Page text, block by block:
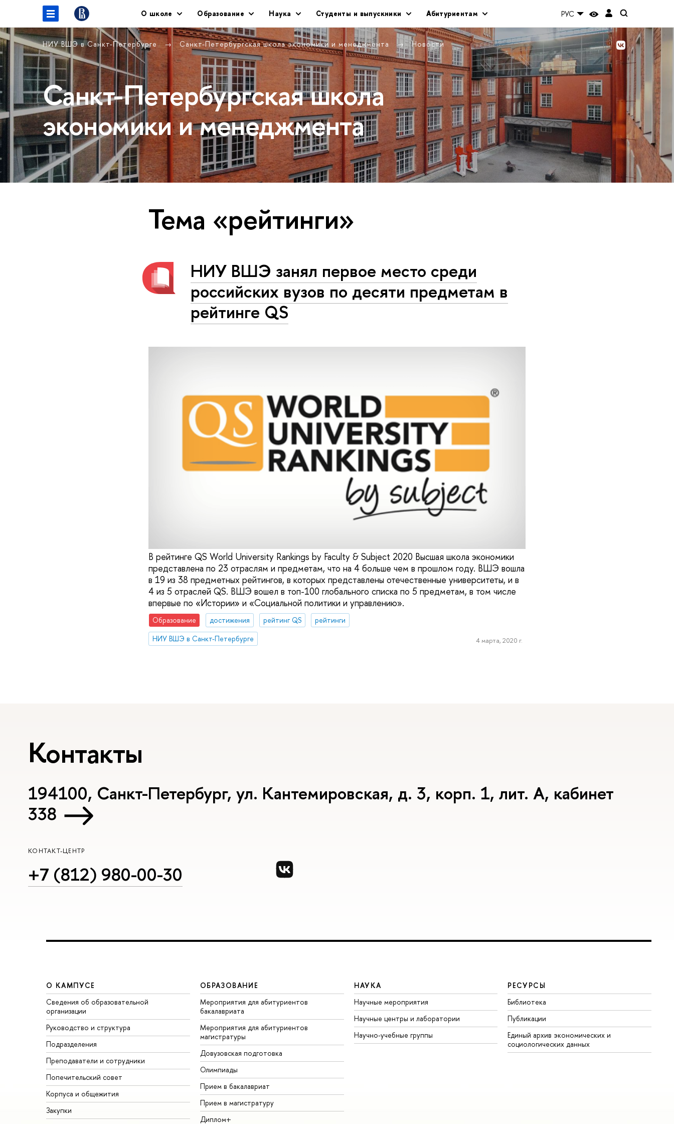
О школе Образование Наука Студенты и выпускники Абитуриентам РУС
НИУ ВШЭ в Санкт-Петербурге Санкт-Петербургская школа экономики и менеджмента Новости
Санкт-Петербургская школа
экономики и менеджмента
Тема «рейтинги»
НИУ ВШЭ занял первое место среди
российских вузов по десяти предметам в
рейтинге QS
В рейтинге QS World University Rankings by Faculty & Subject 2020 Высшая школа экономики
представлена по 23 отраслям и предметам, что на 4 больше чем в прошлом году. ВШЭ вошла
в 19 из 38 предметных рейтингов, в которых представлены отечественные университеты, и в
4 из 5 отраслей QS. ВШЭ вошел в топ-100 глобального списка по 5 предметам, в том числе
впервые по «Истории» и «Социальной политики и управлению».
Образование достижения рейтинг QS
рейтинги
НИУ ВШЭ в Санкт-Петербурге
4 марта, 2020 г.
Контакты
194100, Санкт-Петербург, ул. Кантемировская, д. 3, корп. 1, лит. А, кабинет
338
КОНТАКТ-ЦЕНТР
+7 (812) 980-00-30
О КАМПУСЕ
Сведения об образовательной
организации
Руководство и структура
Подразделения
Преподаватели и сотрудники
Попечительский совет
Корпуса и общежития
Закупки
ОБРАЗОВАНИЕ
Мероприятия для абитуриентов
бакалавриата
Мероприятия для абитуриентов
магистратуры
Довузовская подготовка
Олимпиады
Прием в бакалавриат
Прием в магистратуру
Диплом+
НАУКА
Научные мероприятия
Научные центры и лаборатории
Научно-учебные группы
РЕСУРСЫ
Библиотека
Публикации
Единый архив экономических и
социологических данных